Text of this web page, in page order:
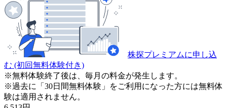
株探プレミアムに申し込
む (初回無料体験付き)
※無料体験終了後は、毎月の料金が発生します。
※過去に「30日間無料体験」をご利用になった方には無料体
験は適用されません。